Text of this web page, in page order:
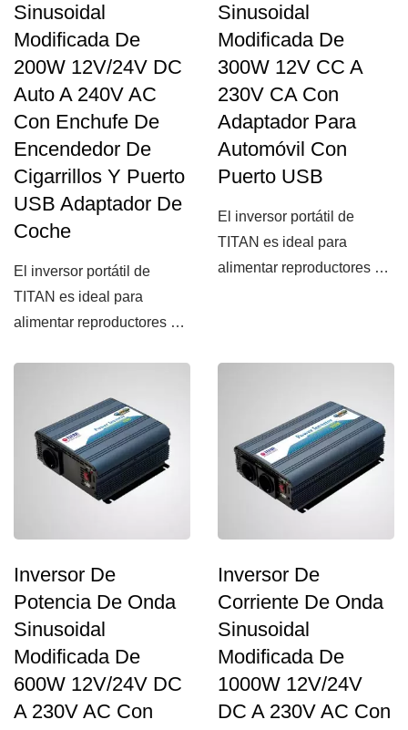
Sinusoidal
Modificada De
200W 12V/24V DC
Auto A 240V AC
Con Enchufe De
Encendedor De
Cigarrillos Y Puerto
USB Adaptador De
Coche
El inversor portátil de
TITAN es ideal para
alimentar reproductores de
Sinusoidal
Modificada De
300W 12V CC A
230V CA Con
Adaptador Para
Automóvil Con
Puerto USB
El inversor portátil de
TITAN es ideal para
alimentar reproductores de
Inversor De
Potencia De Onda
Sinusoidal
Modificada De
600W 12V/24V DC
A 230V AC Con
Inversor De
Corriente De Onda
Sinusoidal
Modificada De
1000W 12V/24V
DC A 230V AC Con